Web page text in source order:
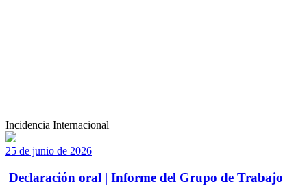
Incidencia Internacional
25 de junio de 2026
Declaración oral | Informe del Grupo de Trabajo